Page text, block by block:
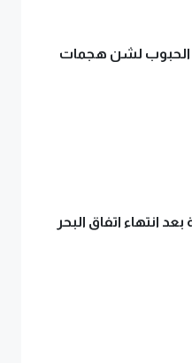
الحبوب لشن هجمات
انتهاء اتفاق البحر